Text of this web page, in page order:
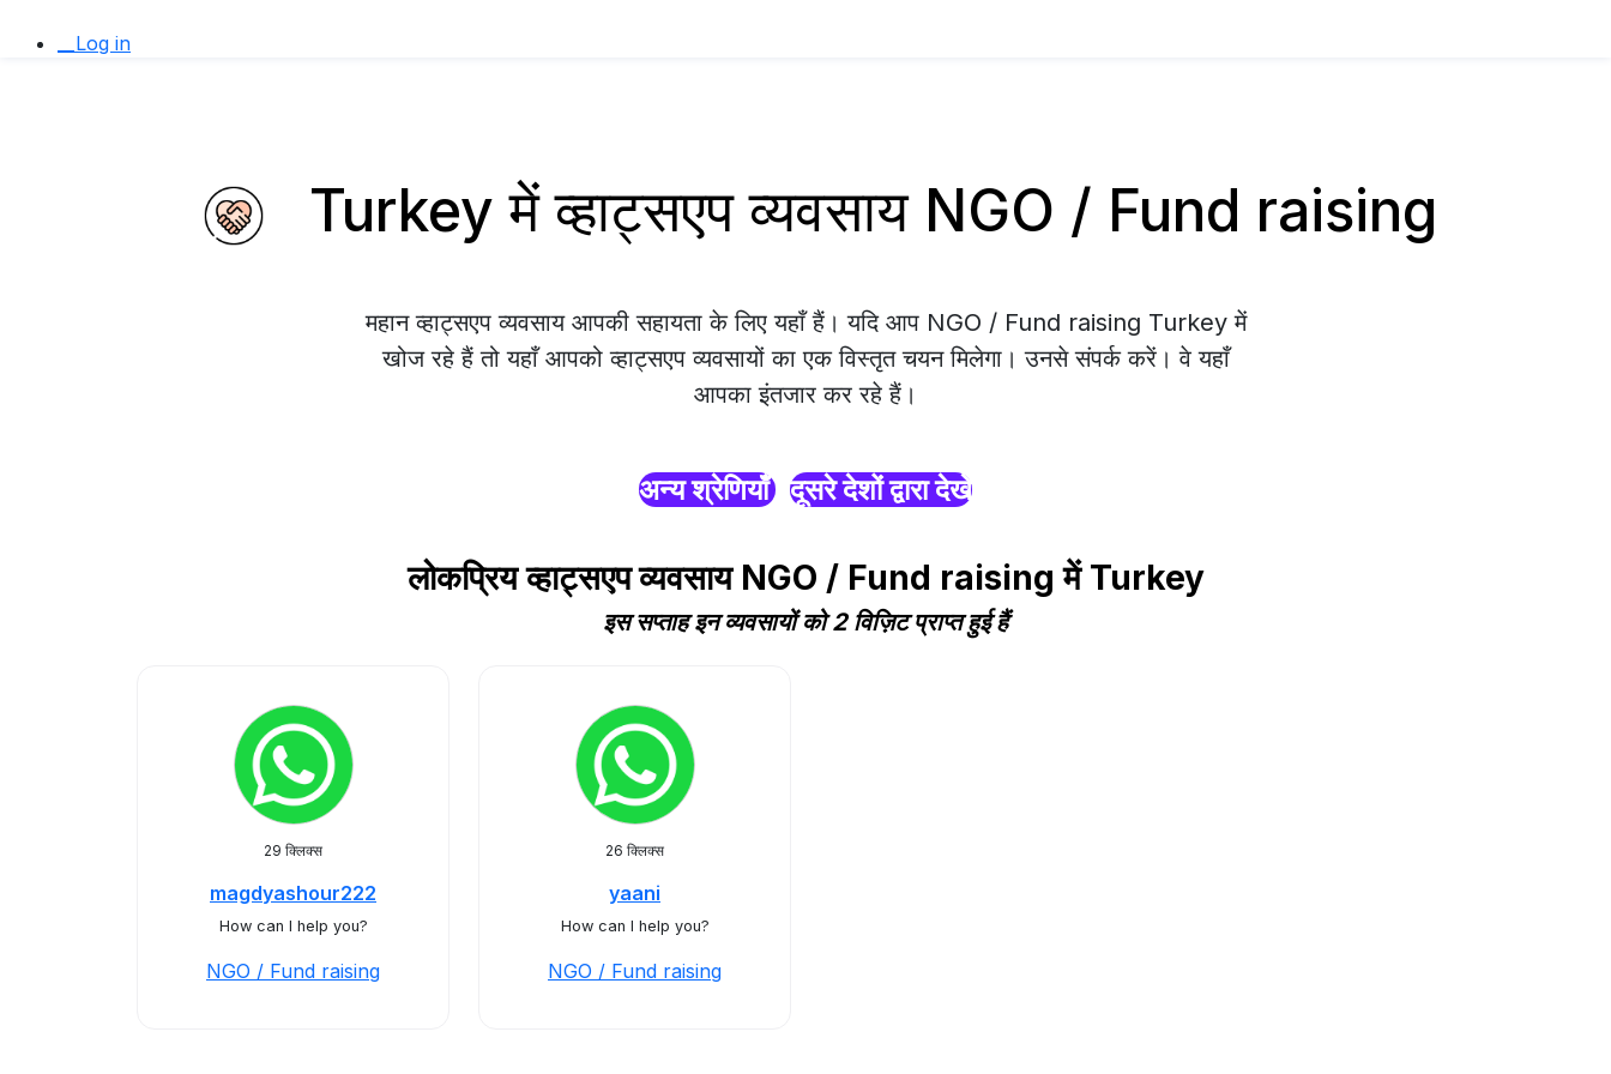
__Log in
Turkey में व्हाट्सएप व्यवसाय NGO / Fund raising
महान व्हाट्सएप व्यवसाय आपकी सहायता के लिए यहाँ हैं। यदि आप NGO / Fund raising Turkey में
खोज रहे हैं तो यहाँ आपको व्हाट्सएप व्यवसायों का एक विस्तृत चयन मिलेगा। उनसे संपर्क करें। वे यहाँ
आपका इंतजार कर रहे हैं।
अन्य श्रेणियाँ दूसरे देशों द्वारा देखें
लोकप्रिय व्हाट्सएप व्यवसाय NGO / Fund raising में Turkey
इस सप्ताह इन व्यवसायों को 2 विज़िट प्राप्त हुई हैं
29 क्लिक्स
magdyashour222
How can I help you?
NGO / Fund raising
26 क्लिक्स
yaani
How can I help you?
NGO / Fund raising